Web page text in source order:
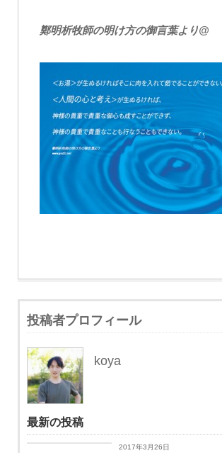
鄭明析牧師の明け方の御言葉より@
投稿者プロフィール
koya
最新の投稿
2017年3月26日